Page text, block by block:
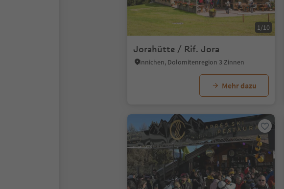
1/10
Jorahütte / Rif. Jora
Innichen, Dolomitenregion 3 Zinnen
Mehr dazu